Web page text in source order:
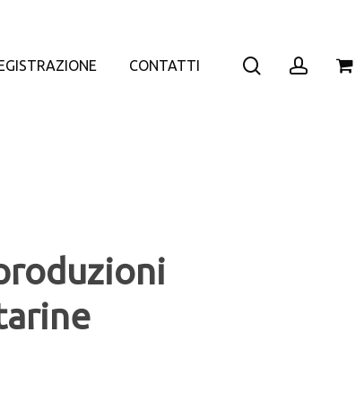
CONTATTI search